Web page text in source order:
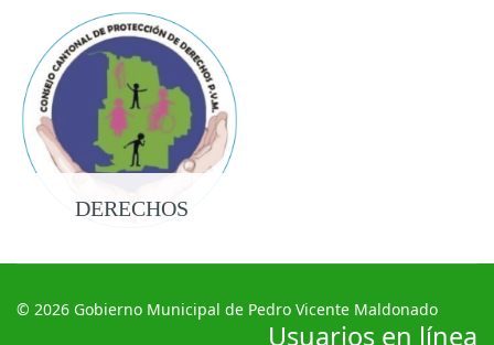
DERECHOS
© 2026 Gobierno Municipal de Pedro Vicente Maldonado
Usuarios en línea